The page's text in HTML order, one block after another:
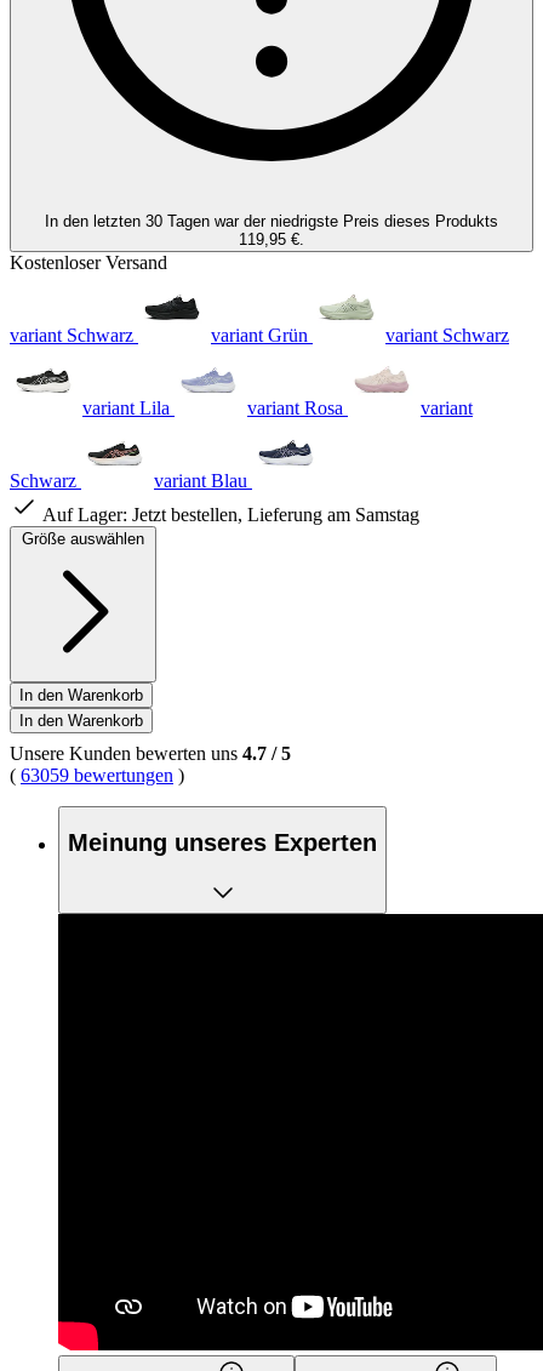
In den letzten 30 Tagen war der niedrigste Preis dieses Produkts
119,95 €.
Kostenloser Versand
variant Schwarz variant Grün variant Schwarz
variant Lila variant Rosa variant
Schwarz
variant Blau
Auf Lager: Jetzt bestellen, Lieferung am Samstag
Größe auswählen
In den Warenkorb
In den Warenkorb
Unsere Kunden bewerten uns 4.7 /5
( 63059 bewertungen )
Meinung unseres Experten